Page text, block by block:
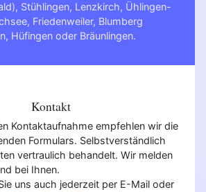
, Stühlingen, Lenzkirch, Ühlingen-
, Friedenweiler, Blumberg
, Hüfingen oder Bräunlingen.
Kontakt
Kontaktaufnahme empfehlen wir die
Formulars. Selbstverständlich
vertraulich behandelt. Wir melden
bei Ihnen.
uns auch jederzeit per E-Mail oder